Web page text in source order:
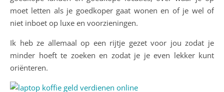
moet letten als je goedkoper gaat wonen en of je wel of
niet inboet op luxe en voorzieningen.
Ik heb ze allemaal op een rijtje gezet voor jou zodat je
minder hoeft te zoeken en zodat je je even lekker kunt
oriënteren.